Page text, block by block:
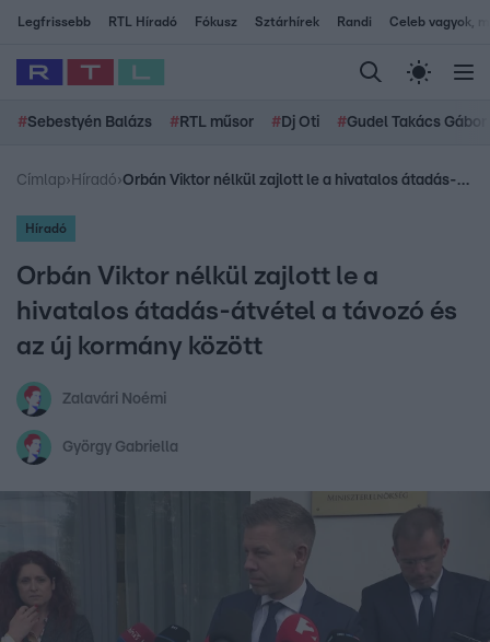
Legfrissebb RTL Híradó Fókusz Sztárhírek Randi Celeb vagyok,
#Sebestyén Balázs # RTL műsor # Dj Oti #Gudel Takács Gábor
Címlap› Híradó› Orbán Viktor nélkül zajlott le a hivatalos átadás-átvétel a távozó és az új kormány között
Híradó
Orbán Viktor nélkül zajlott le a
hivatalos átadás-átvétel a távozó és
az új kormány között
Zalavári Noémi
György Gabriella